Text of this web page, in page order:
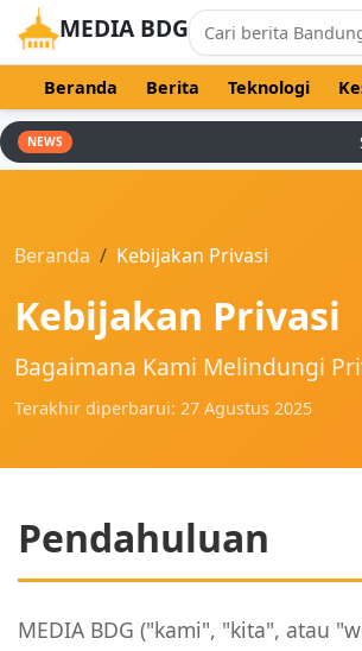
MEDIA BDG
Beranda Berita Teknologi
NEWS
Beranda Kebijakan Privasi
Kebijakan Privasi
Bagaimana Kami Melindungi
Terakhir diperbarui: 27 Agustus 2025
Pendahuluan
MEDIA BDG ("kami", "kita", atau